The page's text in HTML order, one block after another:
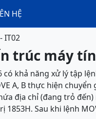
HỆ
IT02
trúc máy
khả năng xử lý tập
A, B thực hiện
địa chỉ (đang trỏ đến)
1853H. Sau khi lệnh